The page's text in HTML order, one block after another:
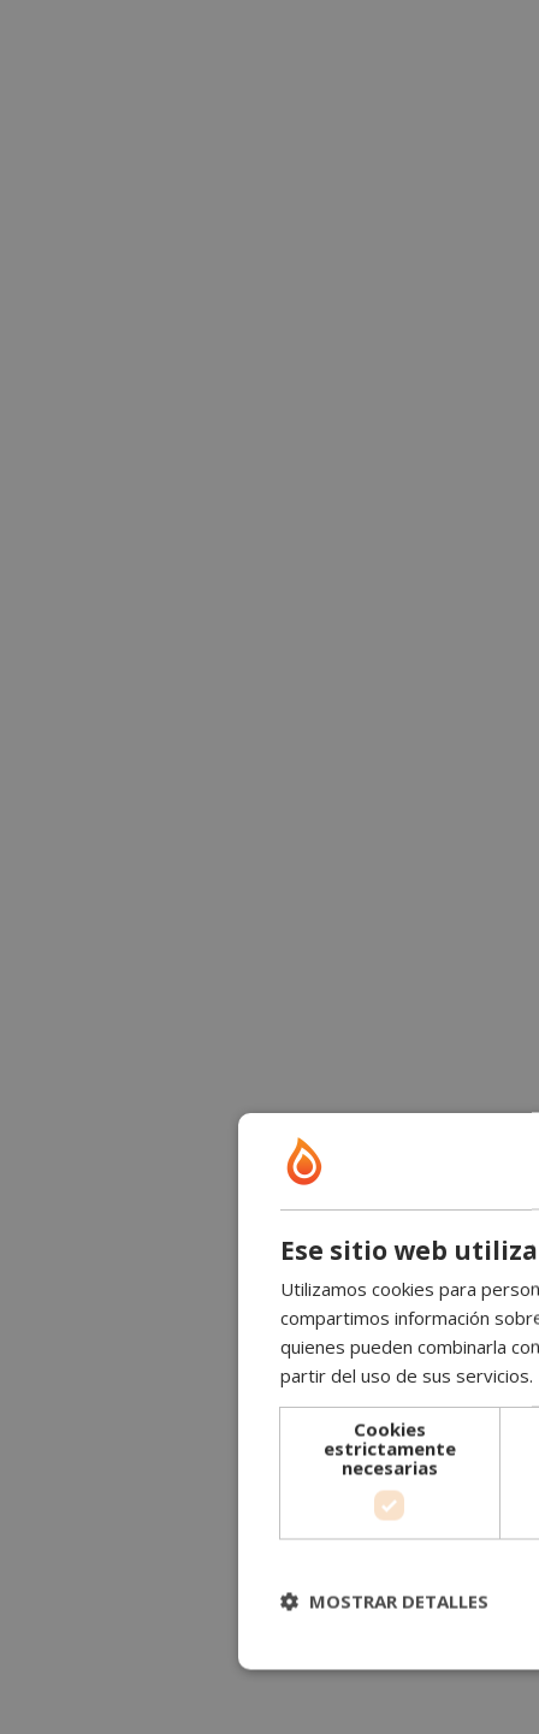
Ese sitio web
Utilizamos cookies para
compartimos información
quienes pueden combinarla
partir del uso de sus servicios.
Cookies
estrictamente
necesarias
MOSTRAR DETALLES